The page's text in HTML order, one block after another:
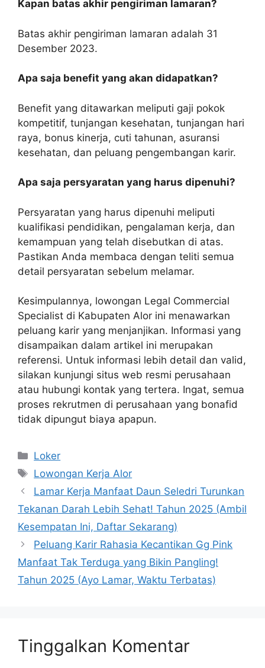
Kapan batas akhir pengiriman lamaran?
Batas akhir pengiriman lamaran adalah 31
Desember 2023.
Apa saja benefit yang akan didapatkan?
Benefit yang ditawarkan meliputi gaji pokok
kompetitif, tunjangan kesehatan, tunjangan hari
raya, bonus kinerja, cuti tahunan, asuransi
kesehatan, dan peluang pengembangan karir.
Apa saja persyaratan yang harus dipenuhi?
Persyaratan yang harus dipenuhi meliputi
kualifikasi pendidikan, pengalaman kerja, dan
kemampuan yang telah disebutkan di atas.
Pastikan Anda membaca dengan teliti semua
detail persyaratan sebelum melamar.
Kesimpulannya, lowongan Legal Commercial
Specialist di Kabupaten Alor ini menawarkan
peluang karir yang menjanjikan. Informasi yang
disampaikan dalam artikel ini merupakan
referensi. Untuk informasi lebih detail dan valid,
silakan kunjungi situs web resmi perusahaan
atau hubungi kontak yang tertera. Ingat, semua
proses rekrutmen di perusahaan yang bonafid
tidak dipungut biaya apapun.
Kategori
Loker
Tag
Lowongan Kerja Alor
Lamar Kerja Manfaat Daun Seledri Turunkan
Tekanan Darah Lebih Sehat! Tahun 2025 (Ambil
Kesempatan Ini, Daftar Sekarang)
Peluang Karir Rahasia Kecantikan Gg Pink
Manfaat Tak Terduga yang Bikin Pangling!
Tahun 2025 (Ayo Lamar, Waktu Terbatas)
Tinggalkan Komentar